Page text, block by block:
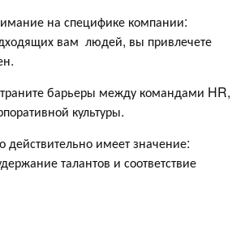
на специфике компании:
вам людей, вы привлечете
барьеры между командами HR,
культуры.
действительно имеет значение:
талантов и соответствие